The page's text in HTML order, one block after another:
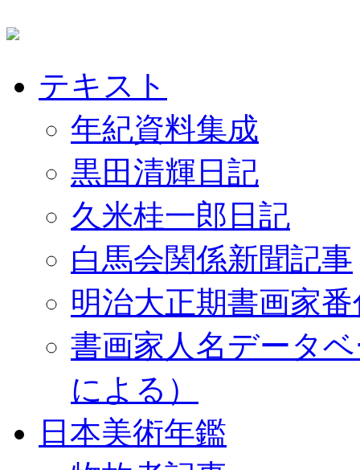
テキスト
年紀資料集成
黒田清輝日記
久米桂一郎日記
白馬会関係新聞記事
明治大正期書画家
書画家人名データ
による）
日本美術年鑑